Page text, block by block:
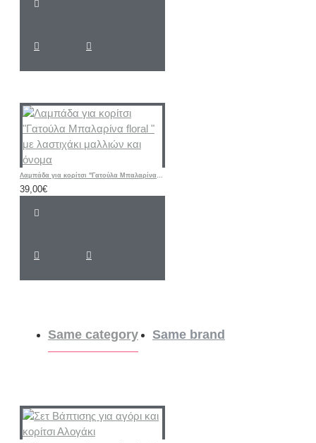
Λαμπάδα για κορίτσι "Γατούλα Μπαλαρίνα floral " με λαστιχάκι μαλλιών και όνομα
39,00€
Same category Same brand